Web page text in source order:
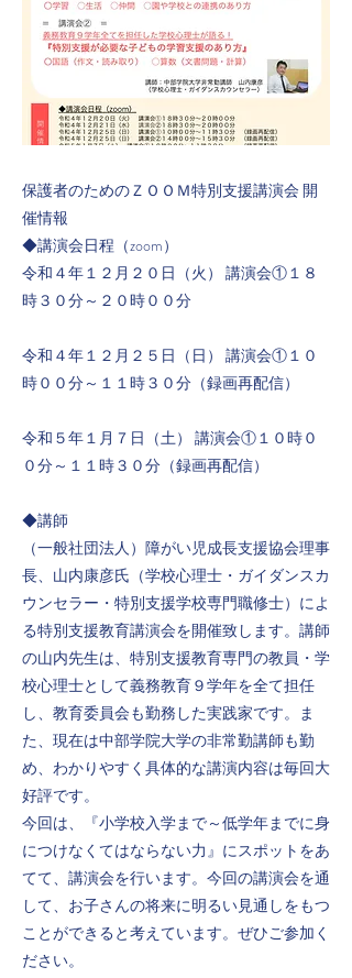
保護者のためのＺＯＯＭ特別支援講演会 開
催情報
◆講演会日程（zoom）
令和４年１２月２０日（火） 講演会①１８
時３０分～２０時００分
令和４年１２月２５日（日） 講演会①１０
時００分～１１時３０分（録画再配信）
令和５年１月７日（土） 講演会①１０時０
０分～１１時３０分（録画再配信）
◆講師
（一般社団法人）障がい児成長支援協会理事
長、山内康彦氏（学校心理士・ガイダンスカ
ウンセラー・特別支援学校専門職修士）によ
る特別支援教育講演会を開催致します。講師
の山内先生は、特別支援教育専門の教員・学
校心理士として義務教育９学年を全て担任
し、教育委員会も勤務した実践家です。ま
た、現在は中部学院大学の非常勤講師も勤
め、わかりやすく具体的な講演内容は毎回大
好評です。
今回は、『小学校入学まで～低学年までに身
につけなくてはならない力』にスポットをあ
てて、講演会を行います。今回の講演会を通
して、お子さんの将来に明るい見通しをもつ
ことができると考えています。ぜひご参加く
ださい。